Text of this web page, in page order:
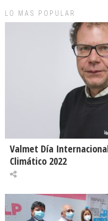
LO MAS POPULAR
Valmet Día
Climático 2022